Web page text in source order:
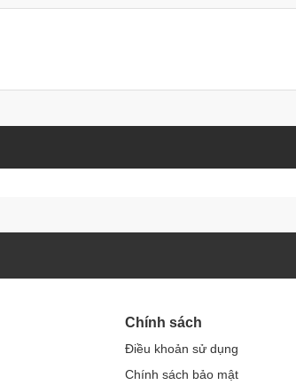
Chính sách
Điều khoản sử dụng
Chính sách bảo mật